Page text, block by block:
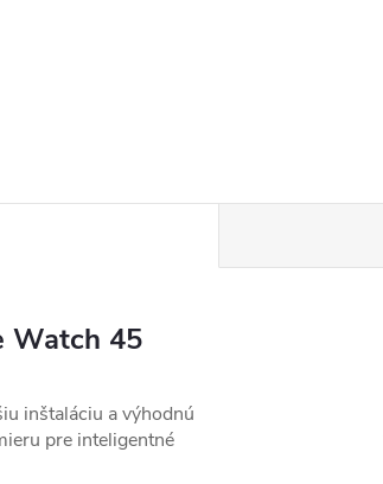
Watch 45
inštaláciu a výhodnú
pre inteligentné